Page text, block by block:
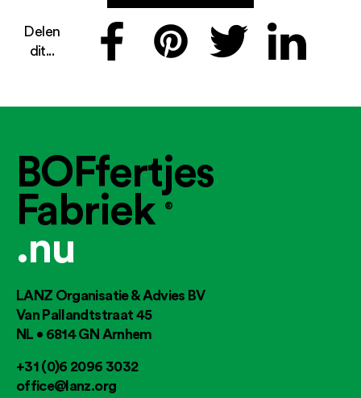
Delen
dit...
BOFfertjes
Fabriek®
.nu
LANZ Organisatie & Advies BV
Van Pallandtstraat 45
NL • 6814 GN Arnhem
+31 (0)6 2096 3032
office@lanz.org